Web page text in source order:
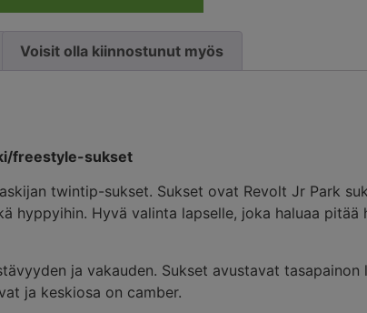
Voisit olla kiinnostunut myös
freestyle-sukset
twintip-sukset. Sukset ovat Revolt Jr Park
hyppyihin. Hyvä valinta lapselle, joka haluaa pitää
ja vakauden. Sukset avustavat
ja keskiosa on camber.